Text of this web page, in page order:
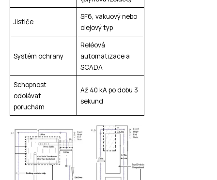
Jističe
SF6, vakuový nebo
olejový typ
Systém ochrany
Reléová
automatizace a
SCADA
Schopnost
odolávat
poruchám
Až 40 kA po dobu 3
sekund